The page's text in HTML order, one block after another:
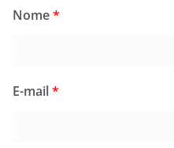
Nome*
E-mail*